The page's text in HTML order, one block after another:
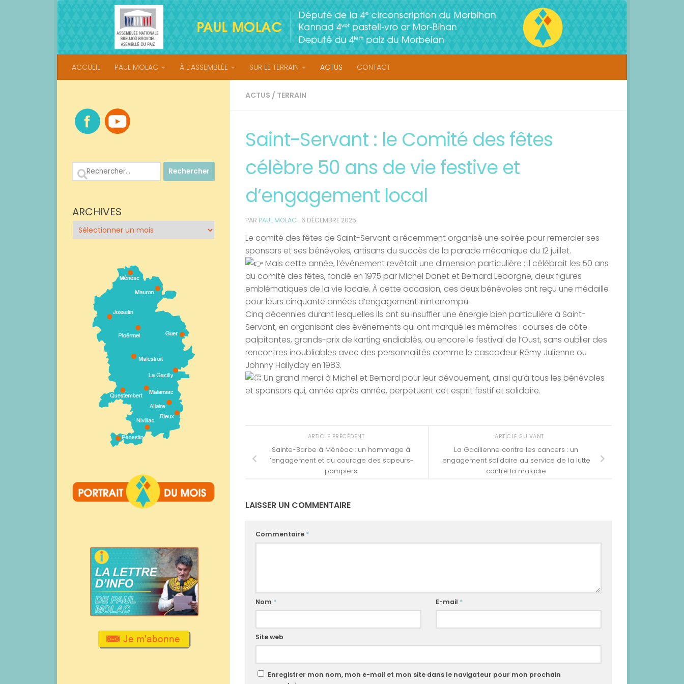
Skip to content
ACCUEIL PAUL MOLAC À L’ASSEMBLÉE SUR LE TERRAIN ACTUS CONTACT
ACTUS / TERRAIN
Saint-Servant : le Comité des fêtes
célèbre 50 ans de vie festive et
d’engagement local
PAR PAUL MOLAC · 6 DÉCEMBRE 2025
Le comité des fêtes de Saint-Servant a récemment organisé une soirée pour remercier ses
sponsors et ses bénévoles, artisans du succès de la parade mécanique du 12 juillet.
Mais cette année, l’événement revêtait une dimension particulière : il célébrait les 50 ans
du comité des fêtes, fondé en 1975 par Michel Danet et Bernard Leborgne, deux figures
emblématiques de la vie locale. À cette occasion, ces deux bénévoles ont reçu une médaille
pour leurs cinquante années d’engagement ininterrompu.
Cinq décennies durant lesquelles ils ont su insuffler une énergie bien particulière à Saint-
Servant, en organisant des événements qui ont marqué les mémoires : courses de côte
palpitantes, grands-prix de karting endiablés, ou encore le festival de l’Oust, sans oublier des
rencontres inoubliables avec des personnalités comme le cascadeur Rémy Julienne ou
Johnny Hallyday en 1983.
Un grand merci à Michel et Bernard pour leur dévouement, ainsi qu’à tous les bénévoles
et sponsors qui, année après année, perpétuent cet esprit festif et solidaire.
ARTICLE SUIVANT
La Gacilienne contre les cancers : un
engagement solidaire au service de la lutte
contre la maladie
ARTICLE PRÉCÉDENT
Sainte-Barbe à Ménéac : un hommage à
l’engagement et au courage des sapeurs-
pompiers
LAISSER UN COMMENTAIRE
Commentaire *
Nom * E-mail *
Site web
Enregistrer mon nom, mon e-mail et mon site dans le navigateur pour mon prochain
Rechercher :
ARCHIVES
Archives